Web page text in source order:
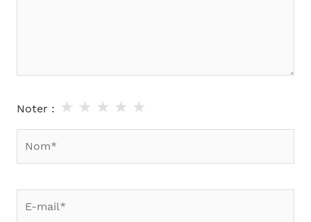
Noter : ★
★
★
★
★